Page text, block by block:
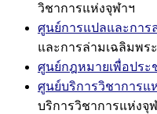
วิชาการแห่งจุฬาฯ
ศูนย์การแปลและการ
และการล่ามเฉลิมพร
ศูนย์กฎหมายเพื่อประ
ศูนย์บริการวิชาการ
บริการวิชาการแห่งจุ